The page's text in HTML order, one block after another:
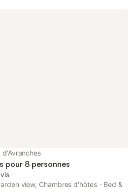
d'Avranches
pour 8 personnes
view, Chambres d'hôtes - Bed &